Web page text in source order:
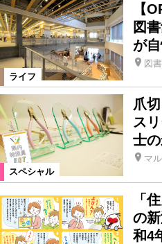
ライフ
【
図
が
図
スペシャル
爪
ス
士
マ
「
の
和4